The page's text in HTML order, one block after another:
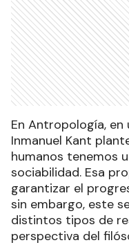
En Antropología,
Inmanuel Kant
humanos tenemos
sociabilidad. Esa
garantizar el
sin embargo, este
distintos tipos de
perspectiva del